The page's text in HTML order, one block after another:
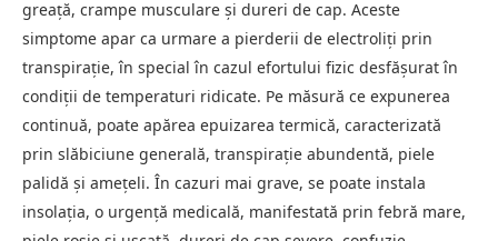
greaţă, crampe musculare şi dureri de cap. Aceste
simptome apar ca urmare a pierderii de electroliţi prin
transpiraţie, în special în cazul efortului fizic desfăşurat în
condiţii de temperaturi ridicate. Pe măsură ce expunerea
continuă, poate apărea epuizarea termică, caracterizată
prin slăbiciune generală, transpiraţie abundentă, piele
palidă şi ameţeli. În cazuri mai grave, se poate instala
insolaţia, o urgenţă medicală, manifestată prin febră mare,